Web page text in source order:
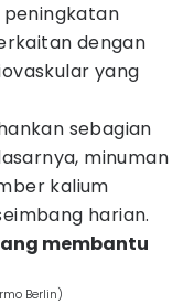
peningkatan
dengan
yang
sebagian
minuman
kalium
harian.
membantu
Berlin)